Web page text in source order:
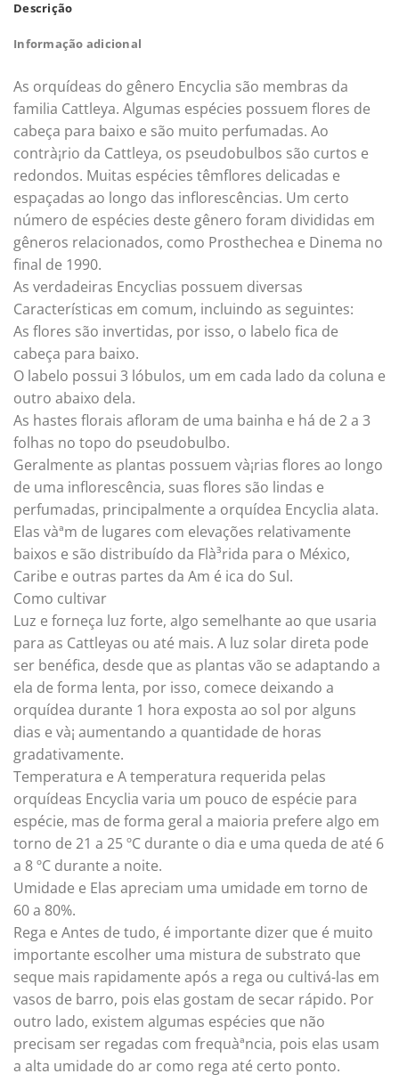
Descrição
Informação adicional
As orquídeas do gênero Encyclia são membras da
familia Cattleya. Algumas espécies possuem flores de
cabeça para baixo e são muito perfumadas. Ao
contrà¡rio da Cattleya, os pseudobulbos são curtos e
redondos. Muitas espécies têmflores delicadas e
espaçadas ao longo das inflorescências. Um certo
número de espécies deste gênero foram divididas em
gêneros relacionados, como Prosthechea e Dinema no
final de 1990.
As verdadeiras Encyclias possuem diversas
Características em comum, incluindo as seguintes:
As flores são invertidas, por isso, o labelo fica de
cabeça para baixo.
O labelo possui 3 lóbulos, um em cada lado da coluna e
outro abaixo dela.
As hastes florais afloram de uma bainha e há de 2 a 3
folhas no topo do pseudobulbo.
Geralmente as plantas possuem và¡rias flores ao longo
de uma inflorescência, suas flores são lindas e
perfumadas, principalmente a orquídea Encyclia alata.
Elas vàªm de lugares com elevações relativamente
baixos e são distribuído da Flà³rida para o México,
Caribe e outras partes da Am é ica do Sul.
Como cultivar
Luz e forneça luz forte, algo semelhante ao que usaria
para as Cattleyas ou até mais. A luz solar direta pode
ser benéfica, desde que as plantas vão se adaptando a
ela de forma lenta, por isso, comece deixando a
orquídea durante 1 hora exposta ao sol por alguns
dias e và¡ aumentando a quantidade de horas
gradativamente.
Temperatura e A temperatura requerida pelas
orquídeas Encyclia varia um pouco de espécie para
espécie, mas de forma geral a maioria prefere algo em
torno de 21 a 25 ºC durante o dia e uma queda de até 6
a 8 ºC durante a noite.
Umidade e Elas apreciam uma umidade em torno de
60 a 80%.
Rega e Antes de tudo, é importante dizer que é muito
importante escolher uma mistura de substrato que
seque mais rapidamente após a rega ou cultivá-las em
vasos de barro, pois elas gostam de secar rápido. Por
outro lado, existem algumas espécies que não
precisam ser regadas com frequàªncia, pois elas usam
a alta umidade do ar como rega até certo ponto.